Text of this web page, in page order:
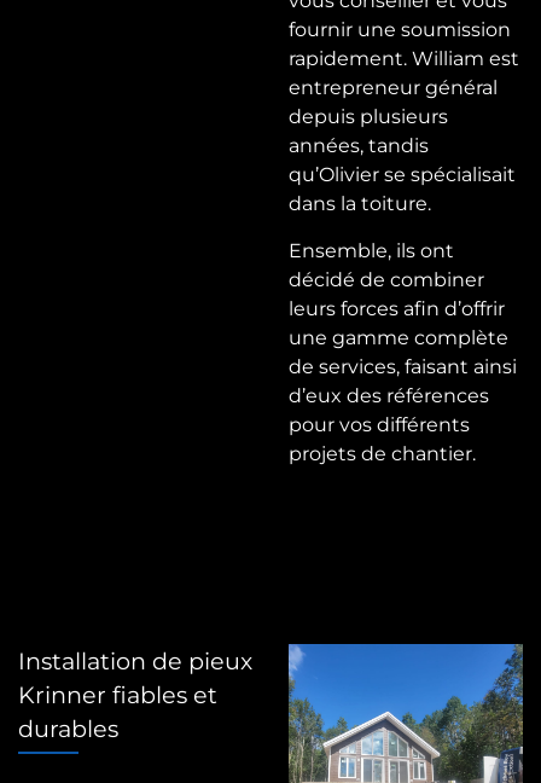
fournir une soumission
rapidement. William est
entrepreneur général
depuis plusieurs
années, tandis
qu’Olivier se spécialisait
dans la toiture.
Ensemble, ils ont
décidé de combiner
leurs forces afin d’offrir
une gamme complète
de services, faisant ainsi
d’eux des références
pour vos différents
projets de chantier.
Installation de pieux
Krinner fiables et
durables